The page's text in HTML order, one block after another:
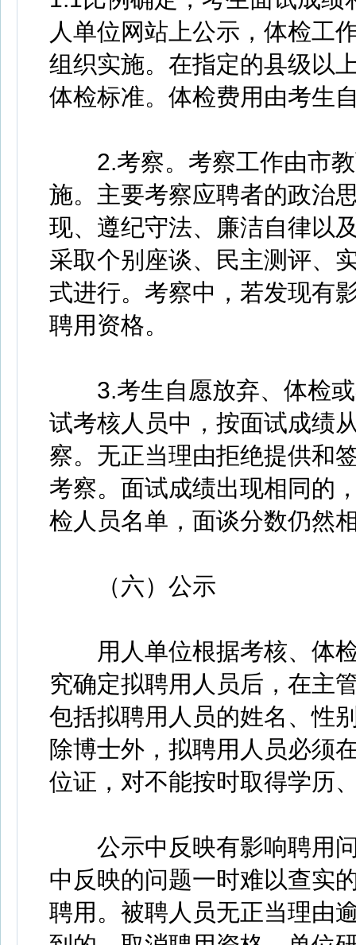
人单位网站上公示，体检工
组织实施。在指定的县级以
体检标准。体检费用由考生
2.考察。考察工作由市教
施。主要考察应聘者的政治
现、遵纪守法、廉洁自律以
采取个别座谈、民主测评、
式进行。考察中，若发现有
聘用资格。
3.考生自愿放弃、体检或
试考核人员中，按面试成绩
察。无正当理由拒绝提供和
考察。面试成绩出现相同的
检人员名单，面谈分数仍然
（六）公示
用人单位根据考核、体检
究确定拟聘用人员后，在主
包括拟聘用人员的姓名、性
除博士外，拟聘用人员必须
位证，对不能按时取得学历
公示中反映有影响聘用问
中反映的问题一时难以查实
聘用。被聘人员无正当理由